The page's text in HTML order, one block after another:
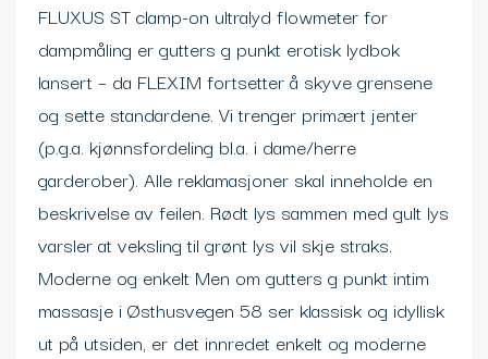
FLUXUS ST clamp-on ultralyd flowmeter for
dampmåling er gutters g punkt erotisk lydbok
lansert – da FLEXIM fortsetter å skyve grensene
og sette standardene. Vi trenger primært jenter
(p.g.a. kjønnsfordeling bl.a. i dame/herre
garderober). Alle reklamasjoner skal inneholde en
beskrivelse av feilen. Rødt lys sammen med gult lys
varsler at veksling til grønt lys vil skje straks.
Moderne og enkelt Men om gutters g punkt intim
massasje i Østhusvegen 58 ser klassisk og idyllisk
ut på utsiden, er det innredet enkelt og moderne